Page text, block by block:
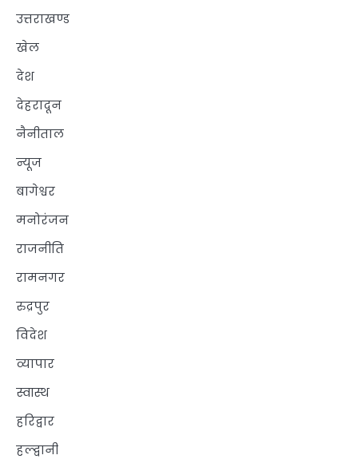
उत्तराखण्ड
खेल
देश
देहरादून
नैनीताल
न्यूज
बागेश्वर
मनोरंजन
राजनीति
रामनगर
रुद्रपुर
विदेश
व्यापार
स्वास्थ
हरिद्वार
हल्द्वानी